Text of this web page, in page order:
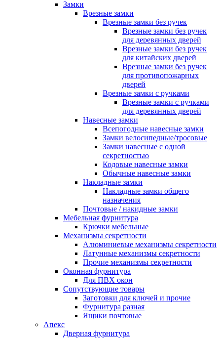
Замки
Врезные замки
Врезные замки без ручек
Врезные замки без ручек
для деревянных дверей
Врезные замки без ручек
для китайских дверей
Врезные замки без ручек
для противопожарных
дверей
Врезные замки с ручками
Врезные замки с ручками
для деревянных дверей
Навесные замки
Всепогодные навесные замки
Замки велосипедные/тросовые
Замки навесные с одной
секретностью
Кодовые навесные замки
Обычные навесные замки
Накладные замки
Накладные замки общего
назначения
Почтовые / накидные замки
Мебельная фурнитура
Крючки мебельные
Механизмы секретности
Алюминиевые механизмы секретности
Латунные механизмы секретности
Прочие механизмы секретности
Оконная фурнитура
Для ПВХ окон
Сопутствующие товары
Заготовки для ключей и прочие
Фурнитура разная
Ящики почтовые
Апекс
Дверная фурнитура